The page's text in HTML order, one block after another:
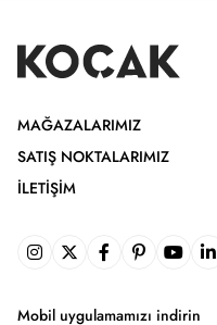
MAĞAZALARIMIZ
SATIŞ NOKTALARIMIZ
İLETIŞIM
Mobil uygulamamızı indirin